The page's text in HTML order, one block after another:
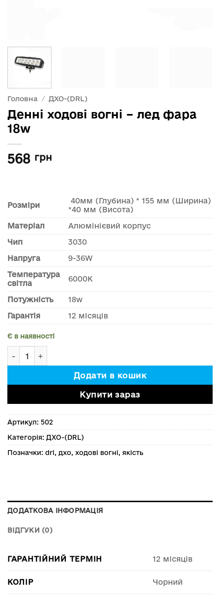
Головна / ДХО-(DRL)
Денні ходові вогні – лед фара
18w
568 грн
Розміри
40мм (Глубина) * 155 мм (Ширина)
*40 мм (Висота)
Матеріал
Алюмінієвий корпус
Чип
3030
Напруга
9-36W
Температура
світла
6000К
Потужність
18w
Гарантія
12 місяців
Є в наявності
Додати в кошик
Купити зараз
Артикул: 502
Категорія: ДХО-(DRL)
Позначки: drl, дхо, ходові вогні, якість
ДОДАТКОВА ІНФОРМАЦІЯ
ВІДГУКИ (0)
ГАРАНТІЙНИЙ ТЕРМІН 12 місяців
КОЛІР Чорний